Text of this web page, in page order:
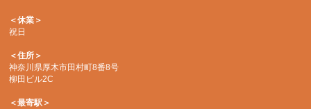
＜休業＞
祝日
＜住所＞
神奈川県厚木市田村町8番8号
柳田ビル2C
＜最寄駅＞